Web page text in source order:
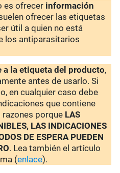
es ofrecer información
ofrecer las etiquetas
útil a quien no está
los antiparasitarios
la etiqueta del producto,
antes de usarlo. Si
en cualquier caso debe
que contiene
porque LAS
LAS INDICACIONES
DE ESPERA PUEDEN
. Lea también el artículo
(enlace).